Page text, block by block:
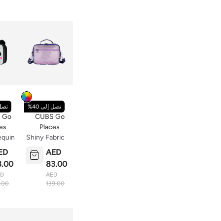
Colour
Shiny Fabric
Navy Lunch
Bag
CUBS Go
Places
AED
83.00
AED
139.00
تصل إلى 40%
Go
تصل